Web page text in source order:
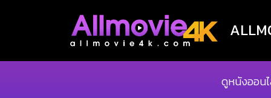
ดูหนังออน